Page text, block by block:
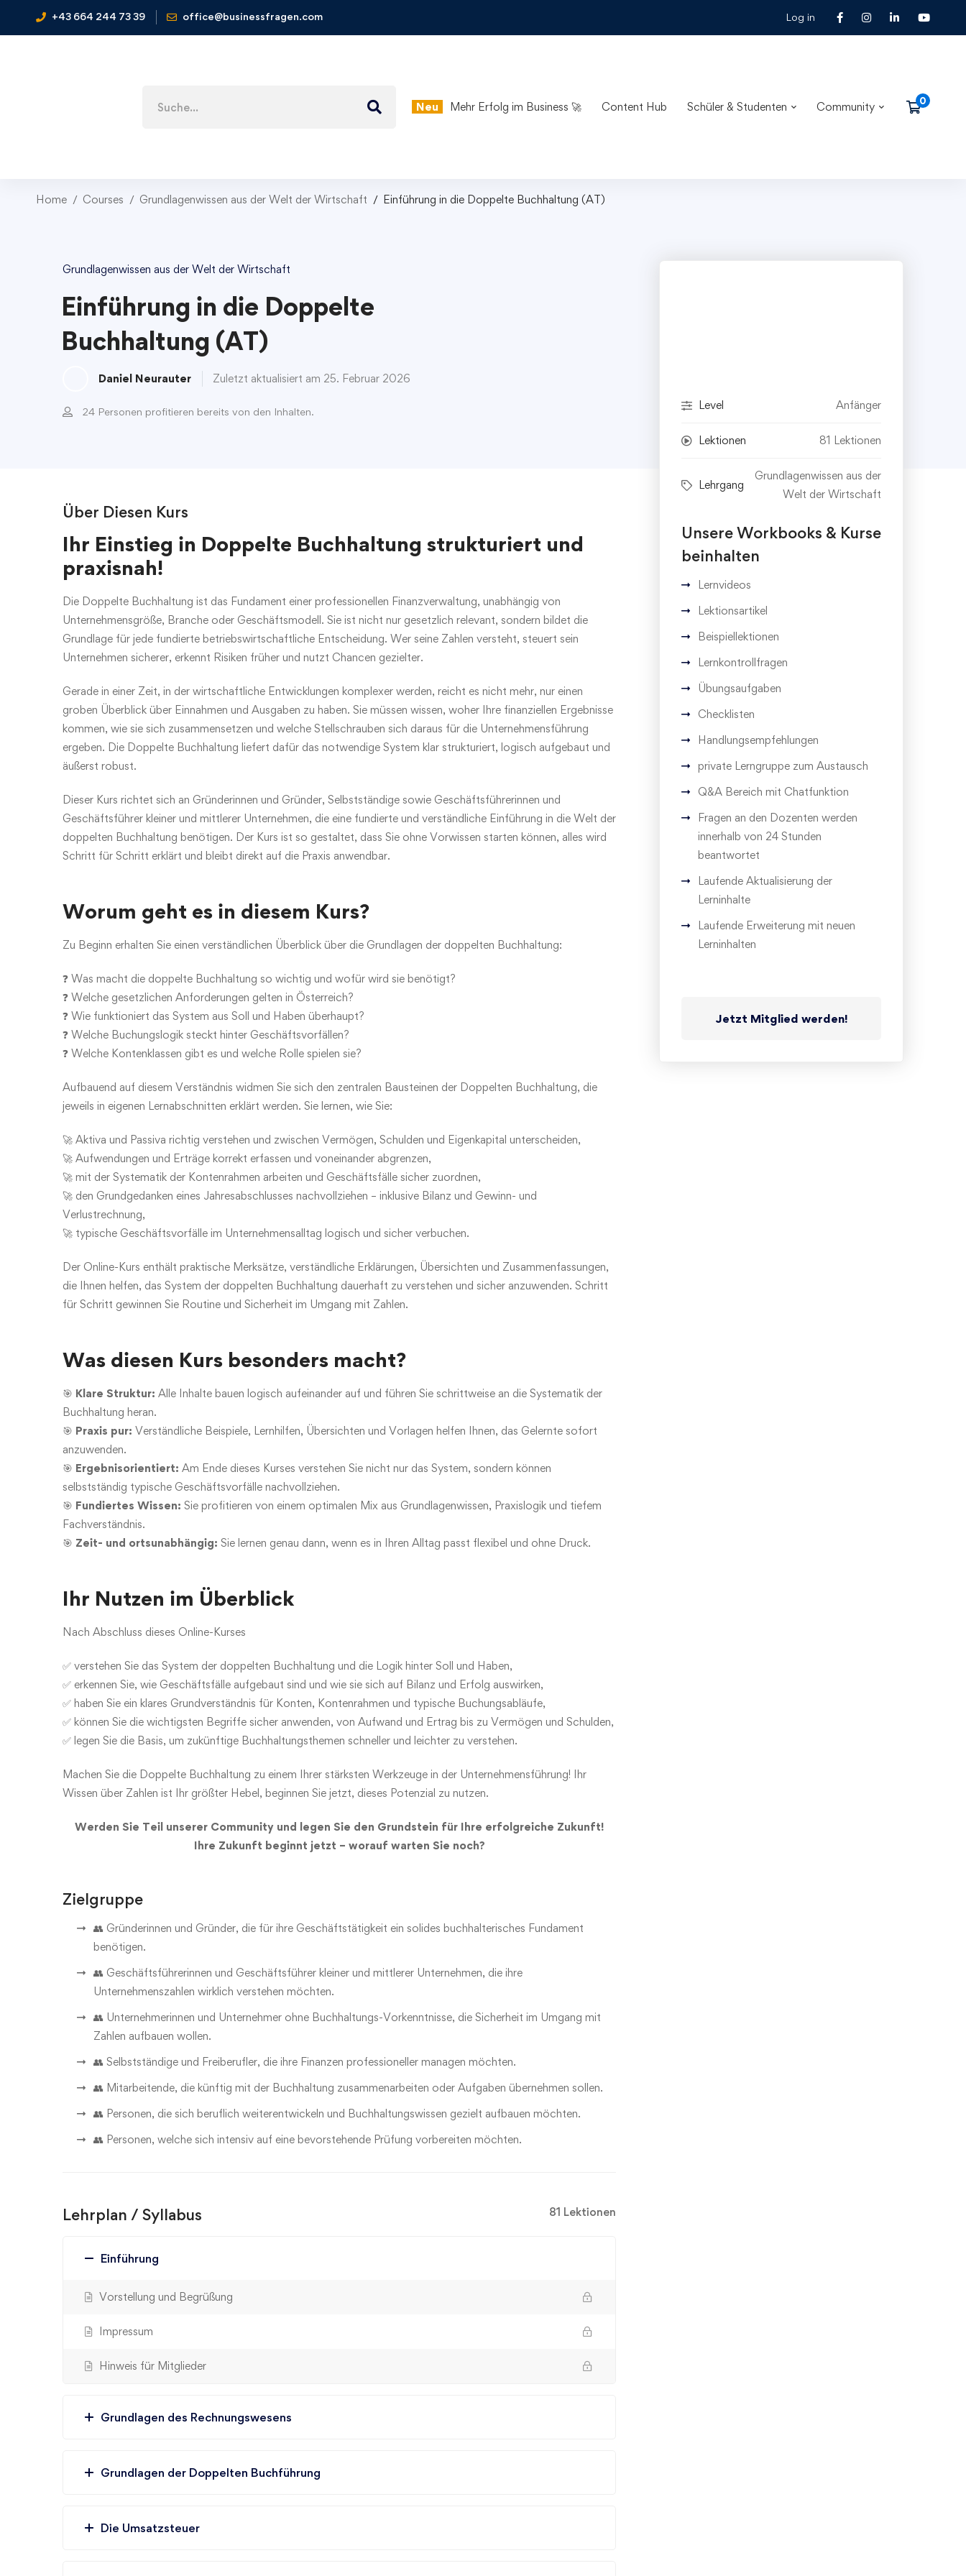
+43 664 244 73 39 office@businessfragen.com Log in
Neu Mehr Erfolg im Business 🚀 Content Hub Schüler & Studenten Community
Home Courses Grundlagenwissen aus der Welt der Wirtschaft Einführung in die Doppelte Buchhaltung (AT)
Grundlagenwissen aus der Welt der Wirtschaft
Einführung in die Doppelte
Buchhaltung (AT)
Daniel Neurauter Zuletzt aktualisiert am 25. Februar 2026
24 Personen profitieren bereits von den Inhalten.
Über Diesen Kurs
Ihr Einstieg in Doppelte Buchhaltung strukturiert und
praxisnah!
Die Doppelte Buchhaltung ist das Fundament einer professionellen Finanzverwaltung, unabhängig von
Unternehmensgröße, Branche oder Geschäftsmodell. Sie ist nicht nur gesetzlich relevant, sondern bildet die
Grundlage für jede fundierte betriebswirtschaftliche Entscheidung. Wer seine Zahlen versteht, steuert sein
Unternehmen sicherer, erkennt Risiken früher und nutzt Chancen gezielter.
Gerade in einer Zeit, in der wirtschaftliche Entwicklungen komplexer werden, reicht es nicht mehr, nur einen
groben Überblick über Einnahmen und Ausgaben zu haben. Sie müssen wissen, woher Ihre finanziellen Ergebnisse
kommen, wie sie sich zusammensetzen und welche Stellschrauben sich daraus für die Unternehmensführung
ergeben. Die Doppelte Buchhaltung liefert dafür das notwendige System klar strukturiert, logisch aufgebaut und
äußerst robust.
Dieser Kurs richtet sich an Gründerinnen und Gründer, Selbstständige sowie Geschäftsführerinnen und
Geschäftsführer kleiner und mittlerer Unternehmen, die eine fundierte und verständliche Einführung in die Welt der
doppelten Buchhaltung benötigen. Der Kurs ist so gestaltet, dass Sie ohne Vorwissen starten können, alles wird
Schritt für Schritt erklärt und bleibt direkt auf die Praxis anwendbar.
Worum geht es in diesem Kurs?
Zu Beginn erhalten Sie einen verständlichen Überblick über die Grundlagen der doppelten Buchhaltung:
❓ Was macht die doppelte Buchhaltung so wichtig und wofür wird sie benötigt?
❓ Welche gesetzlichen Anforderungen gelten in Österreich?
❓ Wie funktioniert das System aus Soll und Haben überhaupt?
❓ Welche Buchungslogik steckt hinter Geschäftsvorfällen?
❓ Welche Kontenklassen gibt es und welche Rolle spielen sie?
Aufbauend auf diesem Verständnis widmen Sie sich den zentralen Bausteinen der Doppelten Buchhaltung, die
jeweils in eigenen Lernabschnitten erklärt werden. Sie lernen, wie Sie:
🚀 Aktiva und Passiva richtig verstehen und zwischen Vermögen, Schulden und Eigenkapital unterscheiden,
🚀 Aufwendungen und Erträge korrekt erfassen und voneinander abgrenzen,
🚀 mit der Systematik der Kontenrahmen arbeiten und Geschäftsfälle sicher zuordnen,
🚀 den Grundgedanken eines Jahresabschlusses nachvollziehen – inklusive Bilanz und Gewinn- und
Verlustrechnung,
🚀 typische Geschäftsvorfälle im Unternehmensalltag logisch und sicher verbuchen.
Der Online-Kurs enthält praktische Merksätze, verständliche Erklärungen, Übersichten und Zusammenfassungen,
die Ihnen helfen, das System der doppelten Buchhaltung dauerhaft zu verstehen und sicher anzuwenden. Schritt
für Schritt gewinnen Sie Routine und Sicherheit im Umgang mit Zahlen.
Was diesen Kurs besonders macht?
🎯 Klare Struktur: Alle Inhalte bauen logisch aufeinander auf und führen Sie schrittweise an die Systematik der
Buchhaltung heran.
🎯 Praxis pur: Verständliche Beispiele, Lernhilfen, Übersichten und Vorlagen helfen Ihnen, das Gelernte sofort
anzuwenden.
🎯 Ergebnisorientiert: Am Ende dieses Kurses verstehen Sie nicht nur das System, sondern können
selbstständig typische Geschäftsvorfälle nachvollziehen.
🎯 Fundiertes Wissen: Sie profitieren von einem optimalen Mix aus Grundlagenwissen, Praxislogik und tiefem
Fachverständnis.
🎯 Zeit- und ortsunabhängig: Sie lernen genau dann, wenn es in Ihren Alltag passt flexibel und ohne Druck.
Ihr Nutzen im Überblick
Nach Abschluss dieses Online-Kurses
✅ verstehen Sie das System der doppelten Buchhaltung und die Logik hinter Soll und Haben,
✅ erkennen Sie, wie Geschäftsfälle aufgebaut sind und wie sie sich auf Bilanz und Erfolg auswirken,
✅ haben Sie ein klares Grundverständnis für Konten, Kontenrahmen und typische Buchungsabläufe,
✅ können Sie die wichtigsten Begriffe sicher anwenden, von Aufwand und Ertrag bis zu Vermögen und Schulden,
✅ legen Sie die Basis, um zukünftige Buchhaltungsthemen schneller und leichter zu verstehen.
Machen Sie die Doppelte Buchhaltung zu einem Ihrer stärksten Werkzeuge in der Unternehmensführung! Ihr
Wissen über Zahlen ist Ihr größter Hebel, beginnen Sie jetzt, dieses Potenzial zu nutzen.
Werden Sie Teil unserer Community und legen Sie den Grundstein für Ihre erfolgreiche Zukunft!
Ihre Zukunft beginnt jetzt – worauf warten Sie noch?
Zielgruppe
👥 Gründerinnen und Gründer, die für ihre Geschäftstätigkeit ein solides buchhalterisches Fundament
benötigen.
👥 Geschäftsführerinnen und Geschäftsführer kleiner und mittlerer Unternehmen, die ihre
Unternehmenszahlen wirklich verstehen möchten.
👥 Unternehmerinnen und Unternehmer ohne Buchhaltungs-Vorkenntnisse, die Sicherheit im Umgang mit
Zahlen aufbauen wollen.
👥 Selbstständige und Freiberufler, die ihre Finanzen professioneller managen möchten.
👥 Mitarbeitende, die künftig mit der Buchhaltung zusammenarbeiten oder Aufgaben übernehmen sollen.
👥 Personen, die sich beruflich weiterentwickeln und Buchhaltungswissen gezielt aufbauen möchten.
👥 Personen, welche sich intensiv auf eine bevorstehende Prüfung vorbereiten möchten.
Lehrplan / Syllabus 81 Lektionen
Einführung
Vorstellung und Begrüßung
Impressum
Hinweis für Mitglieder
Grundlagen des Rechnungswesens
Grundlagen der Doppelten Buchführung
Die Umsatzsteuer
Level Anfänger
Lektionen 81 Lektionen
Lehrgang
Grundlagenwissen aus der
Welt der Wirtschaft
Unsere Workbooks & Kurse
beinhalten
Lernvideos
Lektionsartikel
Beispiellektionen
Lernkontrollfragen
Übungsaufgaben
Checklisten
Handlungsempfehlungen
private Lerngruppe zum Austausch
Q&A Bereich mit Chatfunktion
Fragen an den Dozenten werden
innerhalb von 24 Stunden
beantwortet
Laufende Aktualisierung der
Lerninhalte
Laufende Erweiterung mit neuen
Lerninhalten
Jetzt Mitglied werden!